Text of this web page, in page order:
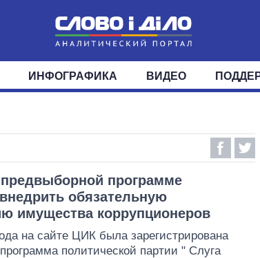
МИР
ОКРУГА
ИНФОГРАФИКА ВИДЕО
программе
обязательную
имущества коррупционеров
на сайте ЦИК была зарегистрирована
политической партии " Слуга